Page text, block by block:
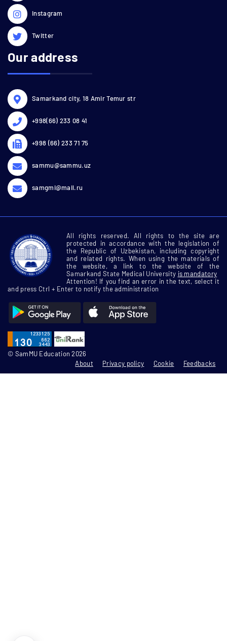
Instagram
Twitter
Our address
Samarkand city, 18 Amir Temur str
+998(66) 233 08 41
+998 (66) 233 71 75
sammu@sammu.uz
samgmi@mail.ru
All rights reserved. All rights to the site are
protected in accordance with the legislation of
the Republic of Uzbekistan, including copyright
and related rights. When using the materials of
the website, a link to the website of the
Samarkand State Medical University is mandatory
Attention! If you find an error in the text, select it
and press Ctrl + Enter to notify the administration
© SamMU Education 2026
About
Privacy policy Cookie Feedbacks